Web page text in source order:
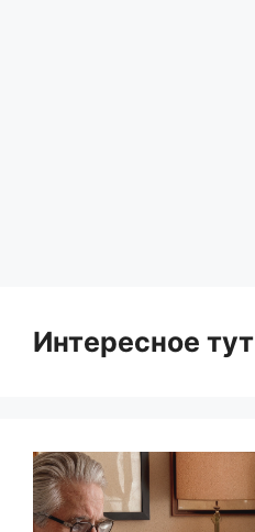
Интересное тут